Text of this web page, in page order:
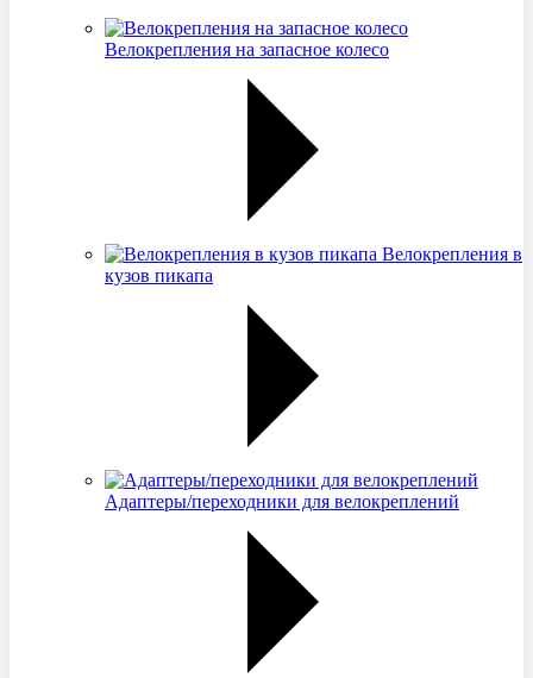
Велокрепления на запасное колесо
Велокрепления в
кузов пикапа
Адаптеры/переходники для велокреплений